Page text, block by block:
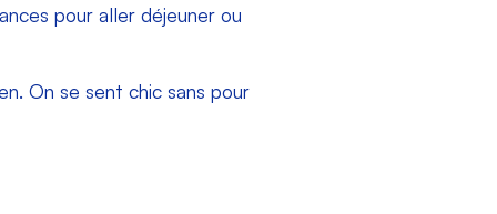
pour aller déjeuner ou
On se sent chic sans pour